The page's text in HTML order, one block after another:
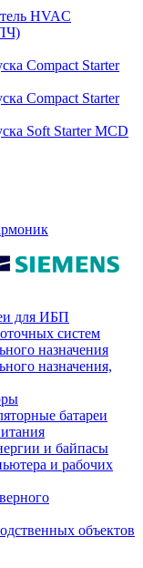
HVAC
Compact Starter
Compact Starter
Soft Starter MCD
для ИБП
систем
назначения
назначения,
батареи
и байпасы
и рабочих
объектов